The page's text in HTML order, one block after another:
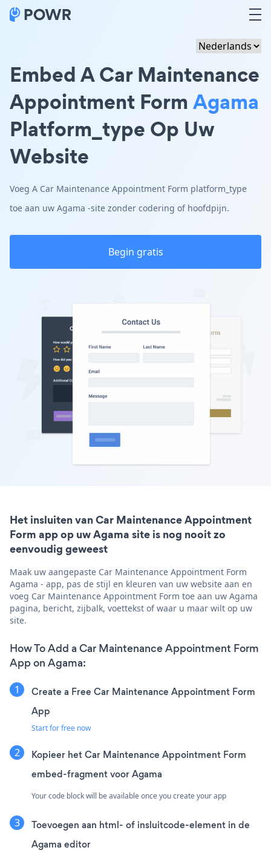
Embed A Car Maintenance
Appointment Form Agama
Platform_type Op Uw
Website
Voeg A Car Maintenance Appointment Form platform_type
toe aan uw Agama -site zonder codering of hoofdpijn.
Begin gratis
Het insluiten van Car Maintenance Appointment
Form app op uw Agama site is nog nooit zo
eenvoudig geweest
Maak uw aangepaste Car Maintenance Appointment Form
Agama - app, pas de stijl en kleuren van uw website aan en
voeg Car Maintenance Appointment Form toe aan uw Agama
pagina, bericht, zijbalk, voettekst of waar u maar wilt op uw
site.
How To Add a Car Maintenance Appointment Form
App on Agama:
Create a Free Car Maintenance Appointment Form
App
Start for free now
Kopieer het Car Maintenance Appointment Form
embed-fragment voor Agama
Your code block will be available once you create your app
Toevoegen aan html- of insluitcode-element in de
Agama editor